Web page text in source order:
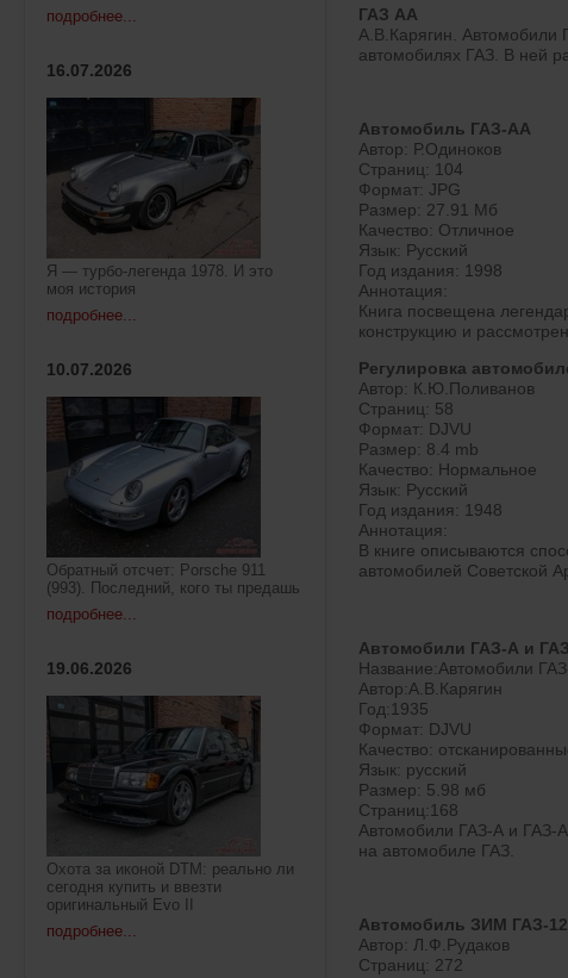
ГАЗ АА
А.В.Карягин. Автомобили
автомобилях ГАЗ. В ней
Автомобиль ГАЗ-АА
Автор: Р.Одиноков
Страниц: 104
Формат: JPG
Размер: 27.91 Мб
Качество: Отличное
Язык: Русский
Год издания: 1998
Аннотация:
Книга посвещена
конструкцию и
Регулировка
Автор: К.Ю.Поливанов
Страниц: 58
Формат: DJVU
Размер: 8.4 mb
Качество: Нормальное
Язык: Русский
Год издания: 1948
Аннотация:
В книге описываются
автомобилей Советской
Автомобили ГАЗ-А и
Название:Автомобили
Автор:А.В.Карягин
Год:1935
Формат: DJVU
Качество:
Язык: русский
Размер: 5.98 мб
Страниц:168
Автомобили ГАЗ-А и ГАЗ-
на автомобиле ГАЗ.
Автомобиль ЗИМ ГАЗ-12
Автор: Л.Ф.Рудаков
Страниц: 272
подробнее...
16.07.2026
Я — турбо-легенда 1978. И это
моя история
подробнее...
10.07.2026
Обратный отсчет: Porsche 911
(993). Последний, кого ты предашь
подробнее...
19.06.2026
Охота за иконой DTM: реально ли
сегодня купить и ввезти
оригинальный Evo II
подробнее...